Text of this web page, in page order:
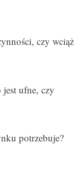
czy wciąż
ufne, czy
potrzebuje?